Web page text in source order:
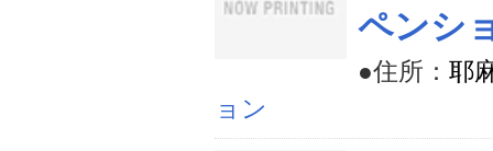
ペンシ
●住所： 耶
ョン